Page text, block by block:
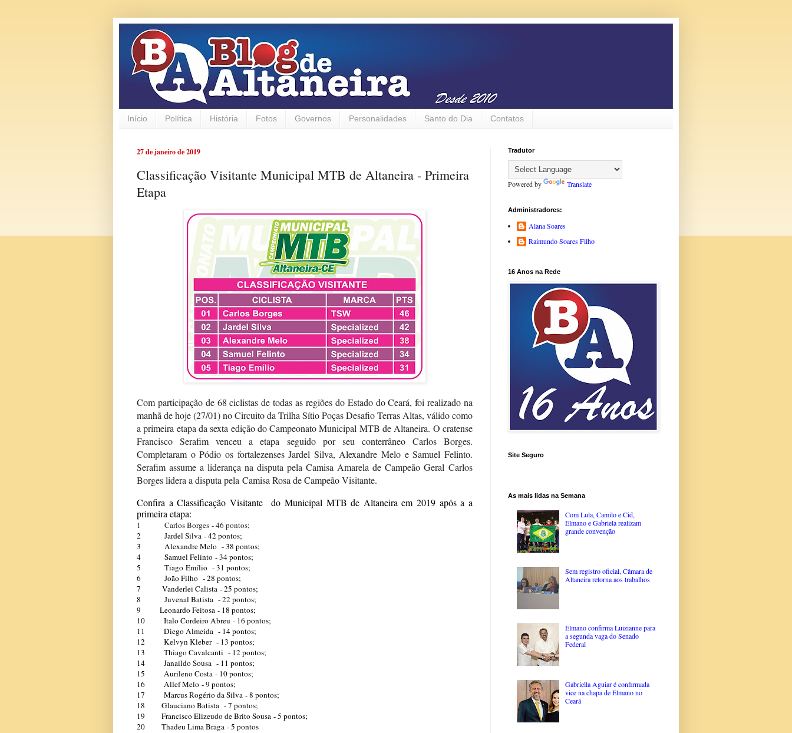
Início Política História Fotos Governos Personalidades Santo do Dia Contatos
27 de janeiro de 2019
Classificação Visitante Municipal MTB de Altaneira - Primeira
Etapa
Com participação de 68 ciclistas de todas as regiões do Estado do Ceará, foi realizado na
manhã de hoje (27/01) no Circuito da Trilha Sítio Poças Desafio Terras Altas, válido como
a primeira etapa da sexta edição do Campeonato Municipal MTB de Altaneira. O cratense
Francisco Serafim venceu a etapa seguido por seu conterrâneo Carlos Borges.
Completaram o Pódio os fortalezenses Jardel Silva, Alexandre Melo e Samuel Felinto.
Serafim assume a liderança na disputa pela Camisa Amarela de Campeão Geral Carlos
Borges lidera a disputa pela Camisa Rosa de Campeão Visitante.
Confira a Classificação Visitante
do Municipal MTB de Altaneira em 2019 após a a
primeira etapa:
1 Carlos Borges - 46 pontos;
2 Jardel Silva - 42 pontos;
3 Alexandre Melo - 38 pontos;
4 Samuel Felinto - 34 pontos;
5 Tiago Emílio - 31 pontos;
6 João Filho - 28 pontos;
7 Vanderlei Calista - 25 pontos;
8 Juvenal Batista - 22 pontos;
9 Leonardo Feitosa - 18 pontos;
10 Italo Cordeiro Abreu - 16 pontos;
11 Diego Almeida - 14 pontos;
12 Kelvyn Kleber - 13 pontos;
13 Thiago Cavalcanti - 12 pontos;
14 Janaildo Sousa - 11 pontos;
15 Aurileno Costa - 10 pontos;
16 Allef Melo - 9 pontos;
17 Marcus Rogério da Silva - 8 pontos;
18 Glauciano Batista - 7 pontos;
19 Francisco Elizeudo de Brito Sousa - 5 pontos;
20 Thadeu Lima Braga - 5 pontos
Tradutor
Powered by Translate
Administradores:
Alana Soares
Raimundo Soares Filho
16 Anos na Rede
Site Seguro
As mais lidas na Semana
Com Lula, Camilo e Cid,
Elmano e Gabriela realizam
grande convenção
Sem registro oficial, Câmara de
Altaneira retorna aos trabalhos
Elmano confirma Luizianne para
a segunda vaga do Senado
Federal
Gabriella Aguiar é confirmada
vice na chapa de Elmano no
Ceará